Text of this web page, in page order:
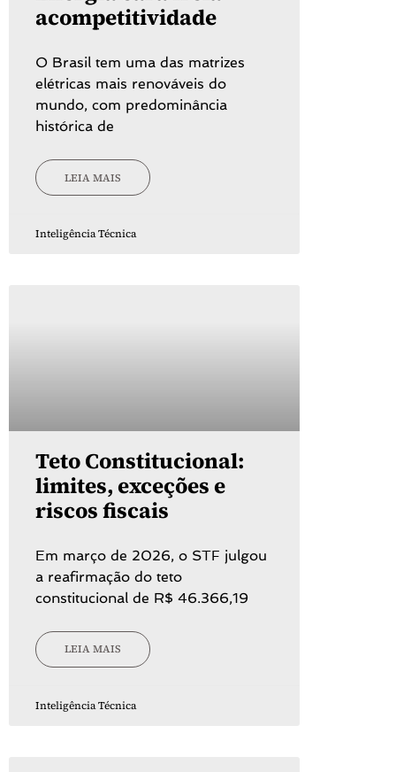
acompetitividade
O Brasil tem uma das matrizes
elétricas mais renováveis do
mundo, com predominância
histórica de
LEIA MAIS
Inteligência Técnica
Teto Constitucional:
limites, exceções e
riscos fiscais
Em março de 2026, o STF julgou
a reafirmação do teto
constitucional de R$ 46.366,19
LEIA MAIS
Inteligência Técnica